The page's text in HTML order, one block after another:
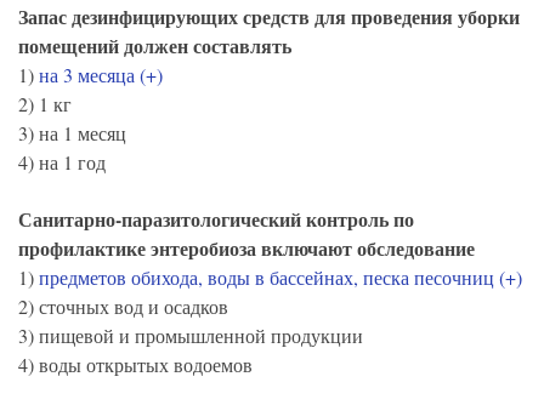
Запас дезинфицирующих средств для проведения уборки
помещений должен составлять
1)на 3 месяца (+)
2) 1 кг
3) на 1 месяц
4) на 1 год
Санитарно-паразитологический контроль по
профилактике энтеробиоза включают обследование
1)предметов обихода, воды в бассейнах, песка песочниц (+)
2) сточных вод и осадков
3) пищевой и промышленной продукции
4) воды открытых водоемов